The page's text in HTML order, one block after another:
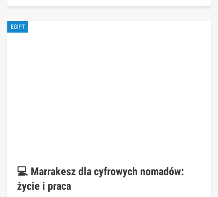
EGIPT
💻 Marrakesz dla cyfrowych nomadów:
życie i praca